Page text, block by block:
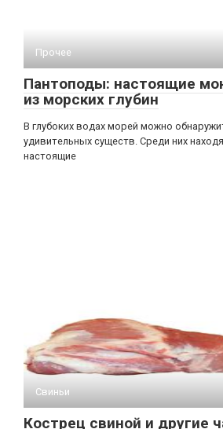
Прочее
Пантоподы: настоящие
из морских глубин
В глубоких водах морей можно
удивительных существ. Среди них
настоящие
Свиньи
Кострец свиной и другие